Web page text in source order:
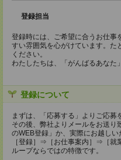
登録担当
登録時には、ご希望に合うお仕事
すい雰囲気を心がけています。た
ください。
わたしたちは、「がんばるあなた
登録について
まずは、「応募する」よりご応募
その後、弊社よりメールをお送り
のWEB登録」か、実際にお越し
［登録］⇒［お仕事案内］⇒［就
ループならではの特徴です。